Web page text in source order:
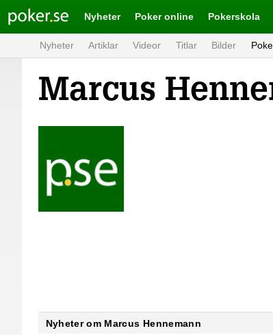
Skip
to
Poker.se Nyheter Poker online Pokerskola
Nyheter Artiklar Videor Titlar Bilder
Marcus
Nyheter om Marcus Hennemann